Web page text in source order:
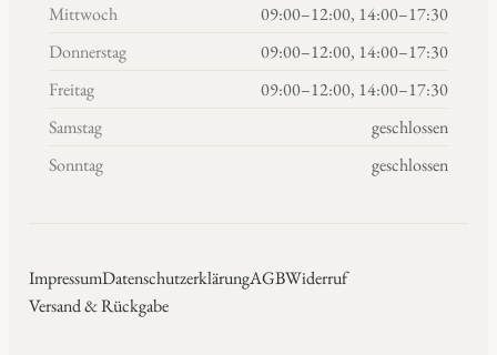
Mittwoch
09:00–12:00, 14:00–17:30
Donnerstag
09:00–12:00, 14:00–17:30
Freitag
09:00–12:00, 14:00–17:30
Samstag
geschlossen
Sonntag
geschlossen
ImpressumDatenschutzerklärungAGBWiderruf
Versand & Rückgabe